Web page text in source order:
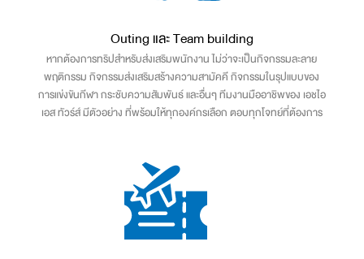
Outing และ Team building
หากต้องการทริปสำหรับส่งเสริมพนักงาน ไม่ว่าจะเป็นกิจกรรมละลาย
พฤติกรรม กิจกรรมส่งเสริมสร้างความสามัคคี กิจกรรมในรุปแบบของ
การแข่งขันกีฬา กระชับความสัมพันธ์ และอื่นๆ ทีมงานมืออาชิพของ เอชไอ
เอส ทัวร์ส์ มีตัวอย่าง ที่พร้อมให้ทุกองค์กรเลือก ตอบทุกโจทย์ที่ต้องการ